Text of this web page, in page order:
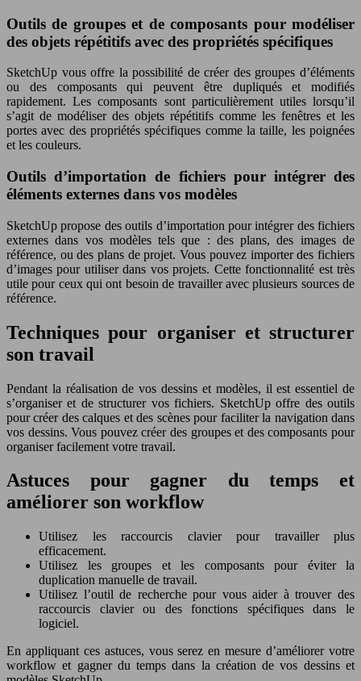
Outils de groupes et de composants pour modéliser
des objets répétitifs avec des propriétés spécifiques
SketchUp vous offre la possibilité de créer des groupes d’éléments
ou des composants qui peuvent être dupliqués et modifiés
rapidement. Les composants sont particulièrement utiles lorsqu’il
s’agit de modéliser des objets répétitifs comme les fenêtres et les
portes avec des propriétés spécifiques comme la taille, les poignées
et les couleurs.
Outils d’importation de fichiers pour intégrer des
éléments externes dans vos modèles
SketchUp propose des outils d’importation pour intégrer des fichiers
externes dans vos modèles tels que : des plans, des images de
référence, ou des plans de projet. Vous pouvez importer des fichiers
d’images pour utiliser dans vos projets. Cette fonctionnalité est très
utile pour ceux qui ont besoin de travailler avec plusieurs sources de
référence.
Techniques pour organiser et structurer
son travail
Pendant la réalisation de vos dessins et modèles, il est essentiel de
s’organiser et de structurer vos fichiers. SketchUp offre des outils
pour créer des calques et des scènes pour faciliter la navigation dans
vos dessins. Vous pouvez créer des groupes et des composants pour
organiser facilement votre travail.
Astuces pour gagner du temps et
améliorer son workflow
Utilisez les raccourcis clavier pour travailler plus
efficacement.
Utilisez les groupes et les composants pour éviter la
duplication manuelle de travail.
Utilisez l’outil de recherche pour vous aider à trouver des
raccourcis clavier ou des fonctions spécifiques dans le
logiciel.
En appliquant ces astuces, vous serez en mesure d’améliorer votre
workflow et gagner du temps dans la création de vos dessins et